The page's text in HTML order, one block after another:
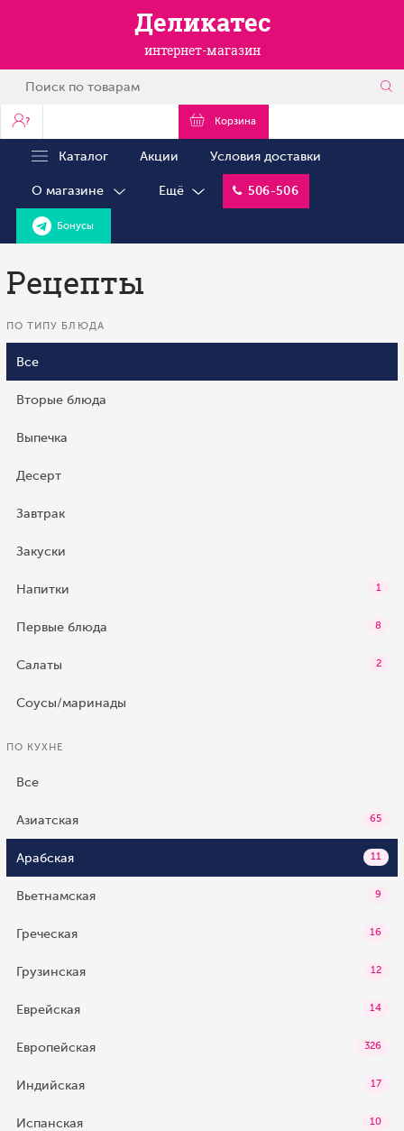
Деликатес
интернет-магазин
? Корзина
Каталог Акции Условия доставки
О магазине Ещё 506-506
Бонусы
Рецепты
ПО ТИПУ БЛЮДА
Все
Вторые блюда
Выпечка
Десерт
Завтрак
Закуски
Напитки 1
Первые блюда 8
Салаты 2
Соусы/маринады
ПО КУХНЕ
Все
Азиатская 65
Арабская 11
Вьетнамская 9
Греческая 16
Грузинская 12
Еврейская 14
Европейская 326
Индийская 17
Испанская 10